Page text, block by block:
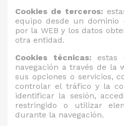
Cookies de terceros:
equipo desde un dominio
por la WEB y los datos
otra entidad.
Cookies técnicas: estas
navegación a través de la
sus opciones o servicios,
controlar el tráfico y la
identificar la sesión,
restringido o utilizar
durante la navegación.